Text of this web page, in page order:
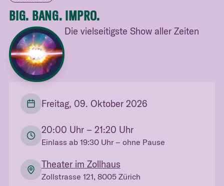
BIG. BANG. IMPRO.
Die vielseitigste Show aller Zeiten
Freitag, 09. Oktober 2026
20:00 Uhr– 21:20 Uhr
Einlass ab 19:30Uhr– ohne Pause
Theater im Zollhaus
Zollstrasse 121, 8005 Zürich